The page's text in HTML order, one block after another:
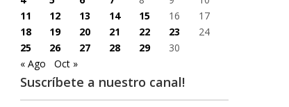
11
12 13 14 15 16
17
18
19 20 21 22 23
24
25
26 27 28 29
30
« Ago
Oct »
Suscríbete a nuestro canal!